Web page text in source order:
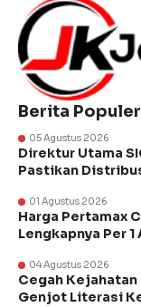
Berita Populer
05 Agustus 2026
Direktur Utama
Pastikan
01 Agustus 2026
Harga Pertamax
Lengkapnya Per
04 Agustus 2026
Cegah Kejahatan
Genjot Literasi